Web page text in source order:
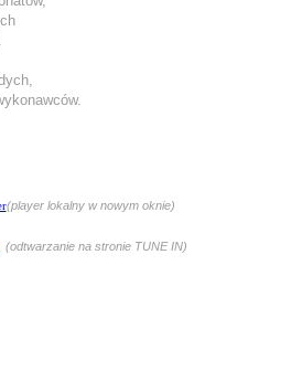
(player lokalny w nowym oknie)
(odtwarzanie na stronie TUNE IN)